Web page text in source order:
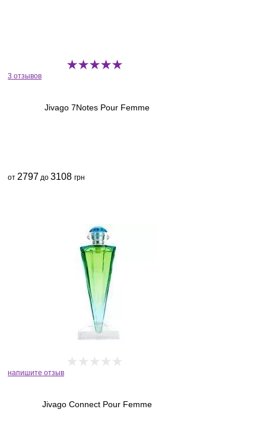
3 отзывов
Jivago 7Notes Pour Femme
от 2797 до 3108 грн
напишите отзыв
Jivago Connect Pour Femme